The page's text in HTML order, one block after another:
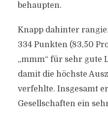
behaupten.
Knapp dahinter
334 Punkten (83,50
„mmm“ für sehr gute
damit die höchste
verfehlte. Insgesamt
Gesellschaften ein